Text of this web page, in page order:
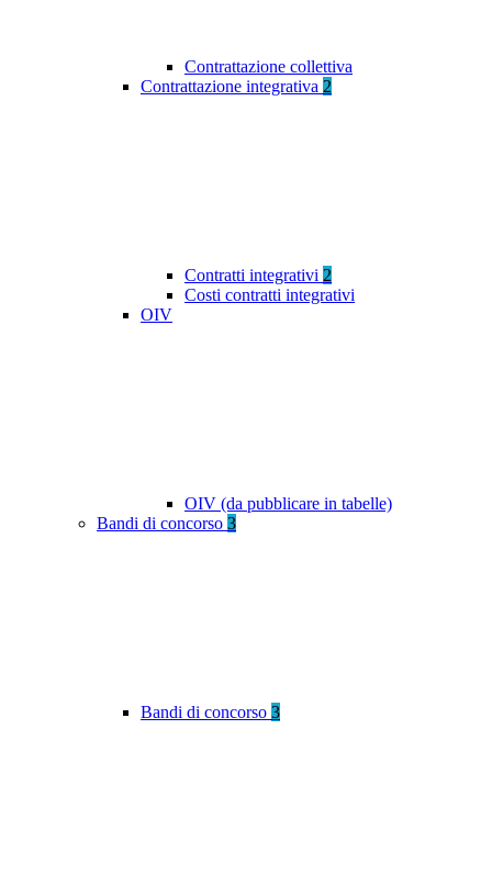
Contrattazione collettiva
Contrattazione integrativa 2
Contratti integrativi 2
Costi contratti integrativi
OIV
OIV (da pubblicare in tabelle)
Bandi di concorso 3
Bandi di concorso 3